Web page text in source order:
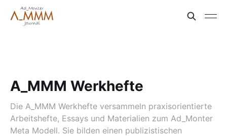
A_MMM Werkhefte
Die A_MMM Werkhefte versammeln praxisorientierte
Arbeitshefte, Essays und Materialien zum Ad_Monter
Meta Modell. Sie bilden einen publizistischen